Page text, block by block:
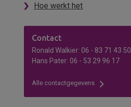
Hoe werkt het
Contact
Ronald Walkier: 06 - 83 71 43 50
Hans Pater: 06 - 53 29 96 17
Alle contactgegevens